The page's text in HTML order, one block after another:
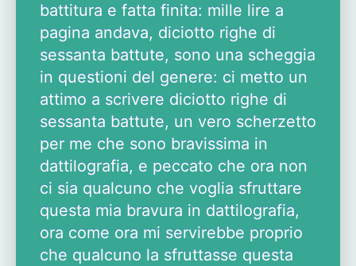
battitura e fatta finita: mille lire a
pagina andava, diciotto righe di
sessanta battute, sono una scheggia
in questioni del genere: ci metto un
attimo a scrivere diciotto righe di
sessanta battute, un vero scherzetto
per me che sono bravissima in
dattilografia, e peccato che ora non
ci sia qualcuno che voglia sfruttare
questa mia bravura in dattilografia,
ora come ora mi servirebbe proprio
che qualcuno la sfruttasse questa